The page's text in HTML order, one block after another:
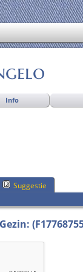
Info
Suggestie